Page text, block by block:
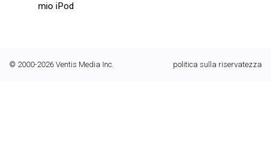
mio iPod
© 2000-2026 Ventis Media Inc. politica sulla riservatezza